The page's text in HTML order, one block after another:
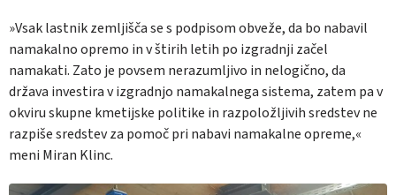
»Vsak lastnik zemljišča se s podpisom obve­že, da bo nabavil
namakalno opremo in v šti­rih letih po izgradnji začel
namakati. Zato je povsem nerazumljivo in nelogično, da
država investira v izgradnjo namakalnega sistema, za­tem pa v
okviru skupne kmetijske politike in razpoložljivih sredstev ne
razpiše sredstev za pomoč pri nabavi namakalne opreme,«
meni Miran Klinc.